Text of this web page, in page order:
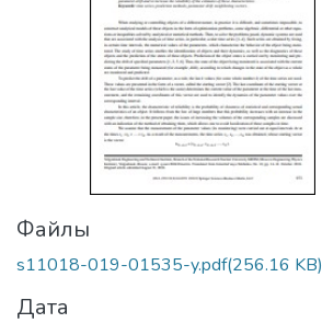
Файлы
s11018-019-01535-y.pdf(256.16 KB)
Дата